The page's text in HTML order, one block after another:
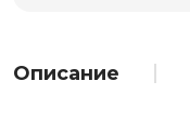
Описание